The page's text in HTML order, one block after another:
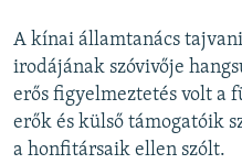
A kínai államtanács
irodájának szóvivője
erős figyelmeztetés volt a
erők és külső támogatóik
a honfitársaik ellen szólt.